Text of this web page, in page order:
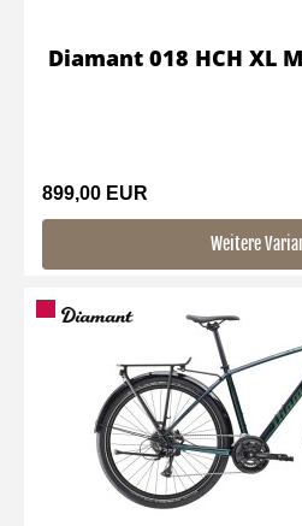
899,00 EUR
Weitere
Diamant 018 HCH XL